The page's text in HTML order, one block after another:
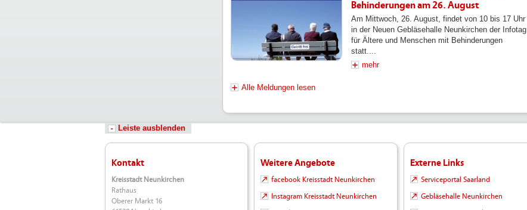
Behinderungen am 26. August
Am Mittwoch, 26. August, findet von 10 bis 17 Uhr
in der Neuen Gebläsehalle Neunkirchen der Infotag
für Ältere und Menschen mit Behinderungen
statt....
mehr
Alle Meldungen lesen
Leiste ausblenden
Kontakt
Kreisstadt Neunkirchen
Rathaus
Oberer Markt 16
Weitere Angebote
facebook Kreisstadt Neunkirchen
Instagram Kreisstadt Neunkirchen
Externe Links
Serviceportal Saarland
Gebläsehalle Neunkirchen